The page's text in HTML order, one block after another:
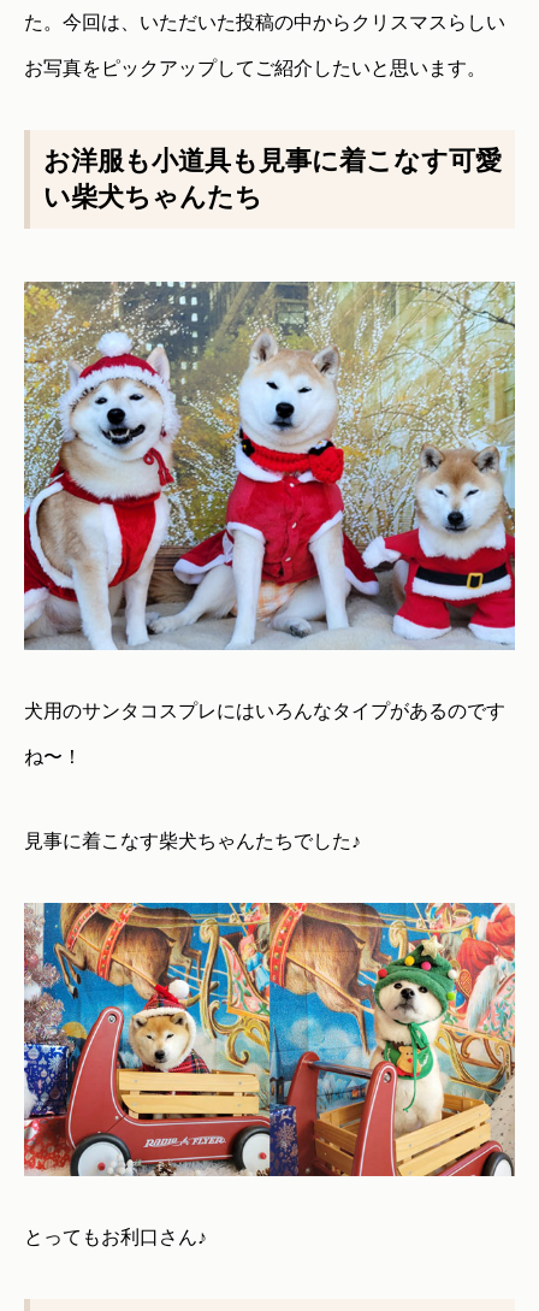
た。今回は、いただいた投稿の中からクリスマスらしい
お写真をピックアップしてご紹介したいと思います。
お洋服も小道具も見事に着こなす可愛
い柴犬ちゃんたち
犬用のサンタコスプレにはいろんなタイプがあるのです
ね〜！
見事に着こなす柴犬ちゃんたちでした♪
とってもお利口さん♪